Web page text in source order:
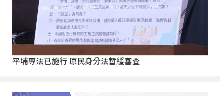
平埔專法已施行 原民身分法暫緩審查